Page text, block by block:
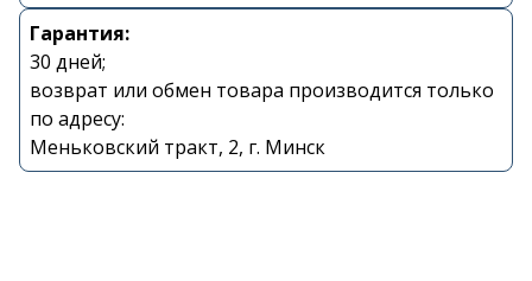
Гарантия:
30 дней;
возврат или обмен товара производится только
по адресу:
Меньковский тракт, 2, г. Минск
shupik21@bk.ru